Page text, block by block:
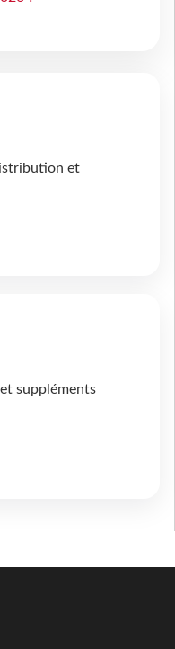
et
suppléments